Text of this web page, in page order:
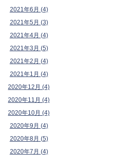
2021年6月 (4)
2021年5月 (3)
2021年4月 (4)
2021年3月 (5)
2021年2月 (4)
2021年1月 (4)
2020年12月 (4)
2020年11月 (4)
2020年10月 (4)
2020年9月 (4)
2020年8月 (5)
2020年7月 (4)